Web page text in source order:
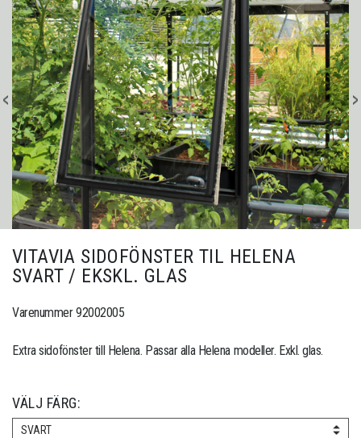
VITAVIA SIDOFÖNSTER TIL HELENA
SVART / EKSKL. GLAS
Varenummer 92002005
Extra sidofönster till Helena. Passar alla Helena modeller. Exkl. glas.
VÄLJ FÄRG:
SVART